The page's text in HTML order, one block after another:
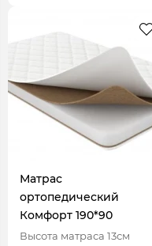
Матрас
ортопедический
Комфорт 190*90
Высота матраса 13см